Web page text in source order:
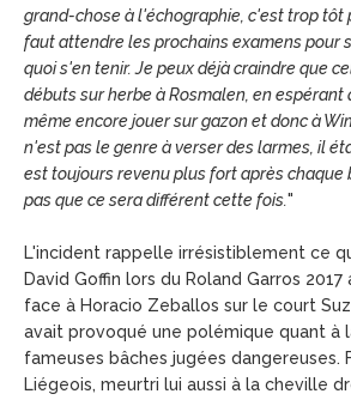
grand-chose à l'échographie, c'est trop tôt
faut attendre les prochains examens pour
quoi s'en tenir. Je peux déjà craindre que
débuts sur herbe à Rosmalen, en espérant
même encore jouer sur gazon et donc à
n'est pas le genre à verser des larmes, il
est toujours revenu plus fort après chaque
pas que ce sera différent cette fois."
L'incident rappelle irrésistiblement ce
David Goffin lors du Roland Garros
face à Horacio Zeballos sur le court
avait provoqué une polémique quant à
fameuses bâches jugées dangereuses.
Liégeois, meurtri lui aussi à la cheville